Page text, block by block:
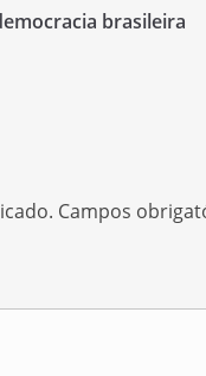
brasileira
Campos